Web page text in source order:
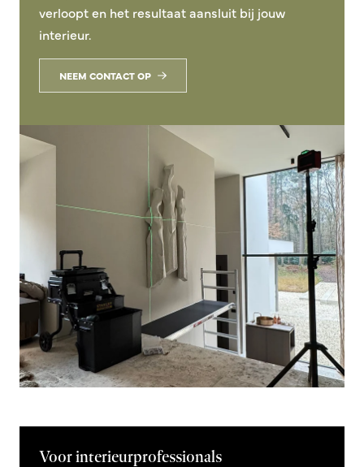
verloopt en het resultaat aansluit bij jouw
interieur.
NEEM CONTACT OP
Voor interieurprofessionals